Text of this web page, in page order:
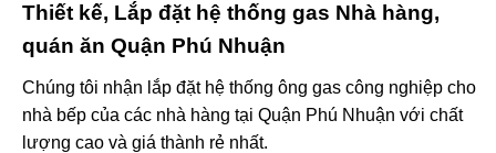
Thiết kế, Lắp đặt hệ thống gas Nhà hàng,
quán ăn Quận Phú Nhuận
Chúng tôi nhận lắp đặt hệ thống ông gas công nghiệp cho
nhà bếp của các nhà hàng tại Quận Phú Nhuận với chất
lượng cao và giá thành rẻ nhất.